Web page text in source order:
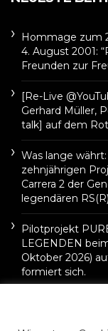
Hommage zum
4. August 2001:
Freunden zur
[Re-Live
Gerhard Müller,
talk] auf dem
Was lange
zehnjährigen
Carrera 2 der
legendären
Pilotprojekt
LEGENDEN
Oktober 2026)
formiert sich.